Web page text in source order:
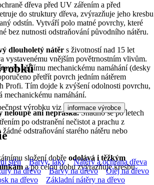
dřeva před UV zářením a před
do struktury dřeva, zvýrazňuje jeho kresbu
odstín. Vytváří polo matné povrchy, které
bez nutnosti odstraňování původního nátěru.
dlouholetý nátěr s životností nad 15 let
vystavenému vnějším povětrnostním vlivům.
většímu mechanickému namáhání (desky
přetřít povrch jedním nátěrem
Profi. Tím dojde k zvýšení odolnosti povrchu,
mechanickému namáhání.
neloupe ani nepraská.Snadno se po letech
po odstranění nečistot a prachu z
odstraňování starého nátěru nebo
složení dobře odolává i těžkým
a po celou dobu zvýrazňuje kresbu
výrobku viz informace výrobce .
stěn
Barvy, laky
Nátěry a ochrana dřeva
na dřevo Barvy na dřevo
Olej na dřevo
na dřevo Základní nátěry na dřevo